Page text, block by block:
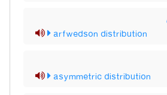
arfwedson distribution
asymmetric distribution